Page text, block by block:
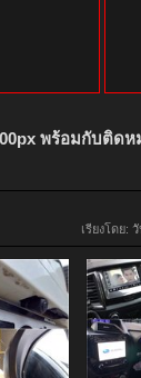
พร้อมกับติดห
เรียงโดย: